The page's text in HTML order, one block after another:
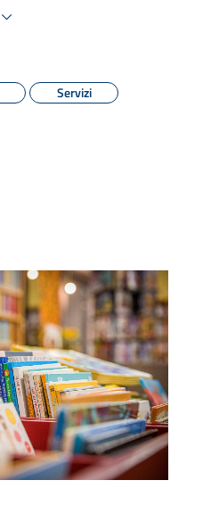
Servizi